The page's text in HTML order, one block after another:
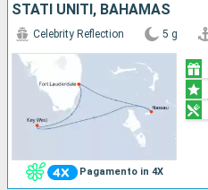
STATI UNITI, BAHAMAS
Pagamento in 4X
Celebrity Reflection 5 g